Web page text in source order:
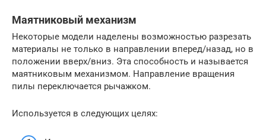
Маятниковый механизм
Некоторые модели наделены возможностью разрезать
материалы не только в направлении вперед/назад, но в
положении вверх/вниз. Эта способность и называется
маятниковым механизмом. Направление вращения
пилы переключается рычажком.
Используется в следующих целях: